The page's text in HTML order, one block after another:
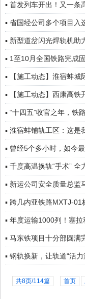
▪ 首发列车开出！又一条
▪ 省国经公司多个项目入选
▪ 新型道岔闪光焊轨机助力成渝中
▪ 1至10月全国铁路完成固
▪ 【施工动态】淮宿蚌城
▪ 【施工动态】西康高铁
▪ “十四五”收官之年，铁
▪ 淮宿蚌铺轨工区：这是
▪ 曾经5个多小时，如今最快不到
▪ 千度高温换轨“手术” 全
▪ 新运公司安全质量总监马林到
▪ 跨几内亚铁路MXTJ-
▪ 年度运输1000列！塞拉利
▪ 马东铁项目十分部圆满
▪ 钢轨换新，让轨道“活力
共8页/114篇 首页